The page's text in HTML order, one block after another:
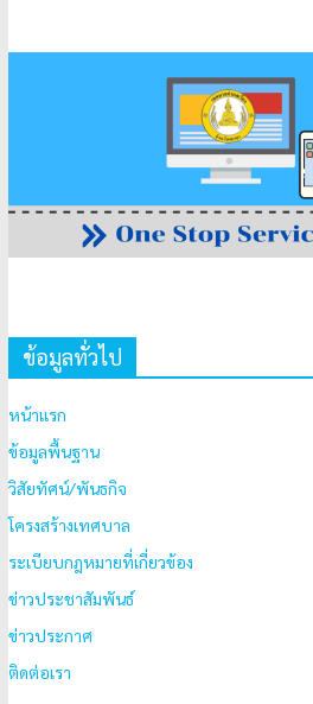
ข้อมูลทั่วไป
หน้าแรก
ข้อมูลพื้นฐาน
วิสัยทัศน์/พันธกิจ
โครงสร้างเทศบาล
ระเบียบกฎหมายที่เกี่ยวข้อง
ข่าวประชาสัมพันธ์
ข่าวประกาศ
ติดต่อเรา